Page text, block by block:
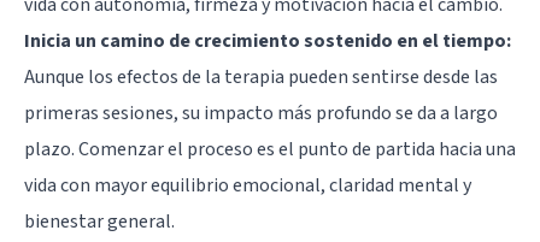
Inicia un camino de crecimiento sostenido en el tiempo:
Aunque los efectos de la terapia pueden sentirse desde las
primeras sesiones, su impacto más profundo se da a largo
plazo. Comenzar el proceso es el punto de partida hacia una
vida con mayor equilibrio emocional, claridad mental y
bienestar general.